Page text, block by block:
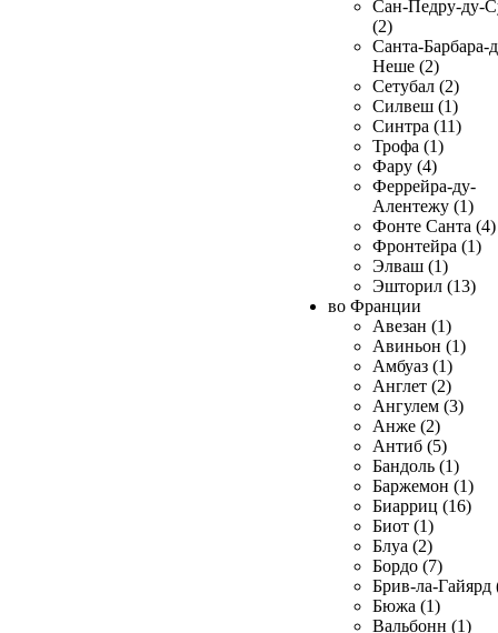
Сан-Педру-ду-
(2)
Санта-Барбара-
Неше (2)
Сетубал (2)
Силвеш (1)
Синтра (11)
Трофа (1)
Фару (4)
Феррейра-ду-
Алентежу (1)
Фонте Санта (4)
Фронтейра (1)
Элваш (1)
Эшторил (13)
во Франции
Авезан (1)
Авиньон (1)
Амбуаз (1)
Англет (2)
Ангулем (3)
Анже (2)
Антиб (5)
Бандоль (1)
Баржемон (1)
Биарриц (16)
Биот (1)
Блуа (2)
Бордо (7)
Брив-ла-Гайярд
Бюжа (1)
Вальбонн (1)